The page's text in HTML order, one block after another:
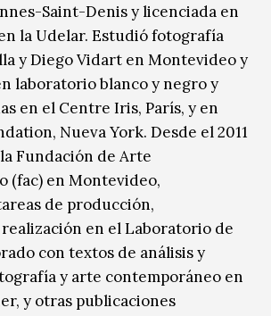
Saint-Denis y licenciada en
la Udelar. Estudió fotografía
y Diego Vidart en Montevideo y
laboratorio blanco y negro y
en el Centre Iris, París, y en
Nueva York. Desde el 2011
Fundación de Arte
(fac) en Montevideo,
de producción,
en el Laboratorio de
con textos de análisis y
y arte contemporáneo en
y otras publicaciones